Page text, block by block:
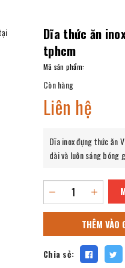
Dĩa thức ăn
tphcm
Mã sản phẩm:
Còn hàng
Liên hệ
Dĩa inox đựng thức ăn
dài và luôn sáng bóng
THÊM VÀO
Chia sẻ: